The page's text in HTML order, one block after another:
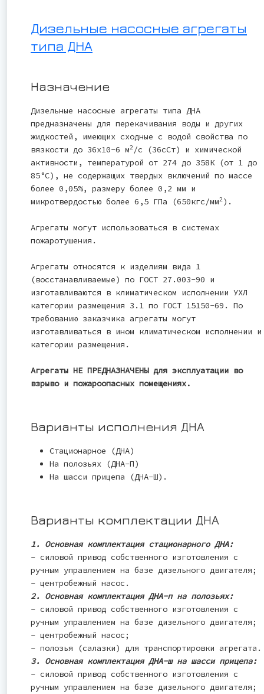
Дизельные насосные агрегаты
типа ДНА
Назначение
Дизельные насосные агрегаты типа ДНА
предназначены для перекачивания воды и других
жидкостей, имеющих сходные с водой свойства по
вязкости до 36x10-6 м2/с (36сСт) и химической
активности, температурой от 274 до 358К (от 1 до
85°С), не содержащих твердых включений по массе
более 0,05%, размеру более 0,2 мм и
микротвердостью более 6,5 ГПа (650кгс/мм2).
Агрегаты могут использоваться в системах
пожаротушения.
Агрегаты относятся к изделиям вида 1
(восстанавливаемые) по ГОСТ 27.003-90 и
изготавливаются в климатическом исполнении УХЛ
категории размещения 3.1 по ГОСТ 15150-69. По
требованию заказчика агрегаты могут
изготавливаться в ином климатическом исполнении и
категории размещения.
Агрегаты НЕ ПРЕДНАЗНАЧЕНЫ для эксплуатации во
взрыво и пожароопасных помещениях.
Варианты исполнения ДНА
Стационарное (ДНА)
На полозьях (ДНА-П)
На шасси прицепа (ДНА-Ш).
Варианты комплектации ДНА
1. Основная комплектация стационарного ДНА:
- силовой привод собственного изготовления с
ручным управлением на базе дизельного двигателя;
- центробежный насос.
2. Основная комплектация ДНА-п на полозьях:
- силовой привод собственного изготовления с
ручным управлением на базе дизельного двигателя;
- центробежный насос;
- полозья (салазки) для транспортировки агрегата.
3. Основная комплектация ДНА-ш на шасси прицепа:
- силовой привод собственного изготовления с
ручным управлением на базе дизельного двигателя;